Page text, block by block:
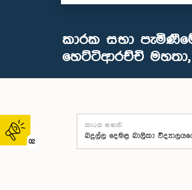
02
කාරක සභා
හෙට්ටිආරච්චි මහතා,
කාරක සභාව